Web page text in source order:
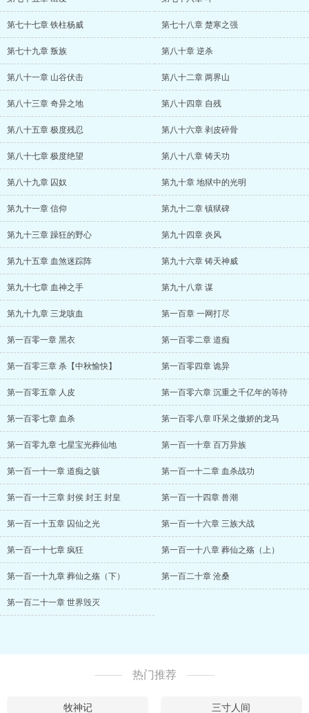
第七十七章 铁柱杨威 第七十八章 楚寒之强
第七十九章 叛族 第八十章 逆杀
第八十一章 山谷伏击 第八十二章 两界山
第八十三章 奇异之地 第八十四章 自残
第八十五章 极度残忍 第八十六章 剥皮碎骨
第八十七章 极度绝望 第八十八章 铸天功
第八十九章 囚奴 第九十章 地狱中的光明
第九十一章 信仰 第九十二章 镇狱碑
第九十三章 躁狂的野心 第九十四章 炎风
第九十五章 血煞迷踪阵 第九十六章 铸天神威
第九十七章 血神之手 第九十八章 谋
第九十九章 三龙咳血 第一百章 一网打尽
第一百零一章 黑衣 第一百零二章 道痴
第一百零三章 杀【中秋愉快】 第一百零四章 诡异
第一百零五章 人皮 第一百零六章 沉重之千亿年的等待
第一百零七章 血杀 第一百零八章 吓呆之傲娇的龙马
第一百零九章 七星宝光葬仙地 第一百一十章 百万异族
第一百一十一章 道痴之骇 第一百一十二章 血杀战功
第一百一十三章 封侯 封王 封皇 第一百一十四章 兽潮
第一百一十五章 囚仙之光 第一百一十六章 三族大战
第一百一十七章 疯狂 第一百一十八章 葬仙之殇（上）
第一百一十九章 葬仙之殇（下） 第一百二十章 沧桑
第一百二十一章 世界毁灭
热门推荐
牧神记 三寸人间